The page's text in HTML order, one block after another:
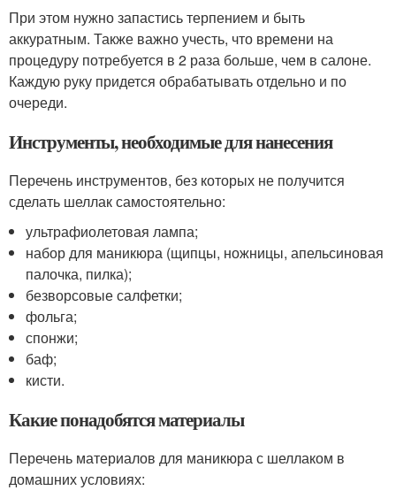
При этом нужно запастись терпением и быть
аккуратным. Также важно учесть, что времени на
процедуру потребуется в 2 раза больше, чем в салоне.
Каждую руку придется обрабатывать отдельно и по
очереди.
Инструменты, необходимые для нанесения
Перечень инструментов, без которых не получится
сделать шеллак самостоятельно:
ультрафиолетовая лампа;
набор для маникюра (щипцы, ножницы, апельсиновая
палочка, пилка);
безворсовые салфетки;
фольга;
спонжи;
баф;
кисти.
Какие понадобятся материалы
Перечень материалов для маникюра с шеллаком в
домашних условиях: